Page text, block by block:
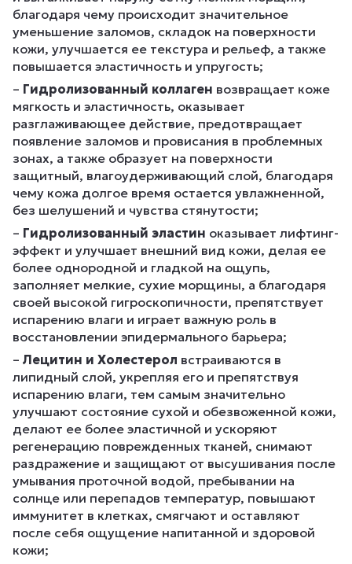
благодаря чему происходит значительное
уменьшение заломов, складок на поверхности
кожи, улучшается ее текстура и рельеф, а также
повышается эластичность и упругость;
– Гидролизованный коллаген возвращает коже
мягкость и эластичность, оказывает
разглаживающее действие, предотвращает
появление заломов и провисания в проблемных
зонах, а также образует на поверхности
защитный, влагоудерживающий слой, благодаря
чему кожа долгое время остается увлажненной,
без шелушений и чувства стянутости;
– Гидролизованный эластин оказывает лифтинг-
эффект и улучшает внешний вид кожи, делая ее
более однородной и гладкой на ощупь,
заполняет мелкие, сухие морщины, а благодаря
своей высокой гигроскопичности, препятствует
испарению влаги и играет важную роль в
восстановлении эпидермального барьера;
– Лецитин и Холестерол встраиваются в
липидный слой, укрепляя его и препятствуя
испарению влаги, тем самым значительно
улучшают состояние сухой и обезвоженной кожи,
делают ее более эластичной и ускоряют
регенерацию поврежденных тканей, снимают
раздражение и защищают от высушивания после
умывания проточной водой, пребывании на
солнце или перепадов температур, повышают
иммунитет в клетках, смягчают и оставляют
после себя ощущение напитанной и здоровой
кожи;